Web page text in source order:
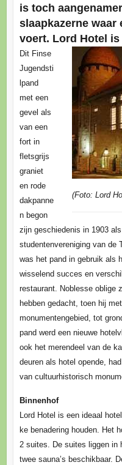
is toch
slaapkazerne
voert. Lord Hotel is
(Foto: Lord
Dit Finse
Jugendsti
lpand
met een
gevel als
van een
fort in
flets­grijs
graniet
en rode
dakpanne
n begon
zijn geschiedenis in 1903
studentenvereniging van de
was het pand in gebruik als
wisselend succes en
restaurant. Noblesse oblige
hebben gedacht, toen hij
monumentengebied, tot
pand werd een nieuwe
ook het merendeel van de
deuren als hotel opende,
van cultuurhistorisch
Binnenhof
Lord Hotel is een ideaal
ke benadering houden. Het
2 suites. De suites liggen in
twee sauna’s beschikbaar.